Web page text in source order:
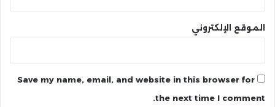
الموقع الإلكتروني
Save my name, email, and website in this browser for
the next time I comment.